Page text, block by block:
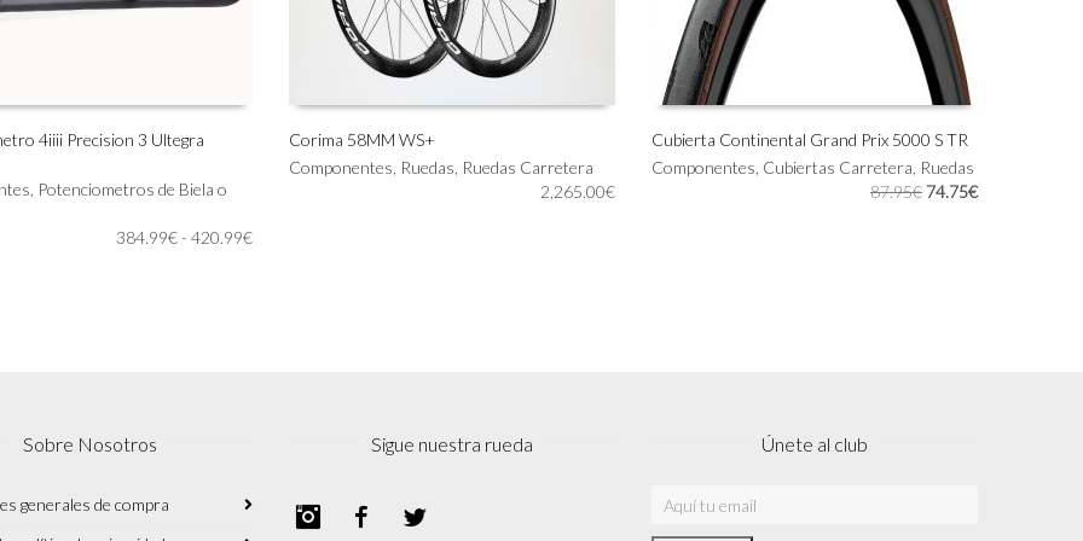
4iiii Precision 3 Ultegra
Potenciometros de Biela o
384.99€- 420.99€Rango
AÑADIR AL CARRITO
Corima 58MM WS+
Componentes Ruedas Ruedas Carretera
2,265.00€
AÑADIR AL CARRITO
Cubierta Continental Grand Prix 5000 S TR
Componentes Cubiertas Carretera Ruedas
87.95€ El
74.75€El
Sobre Nosotros
generales de compra
Sigue nuestra rueda
InstagramFacebook
Únete al club